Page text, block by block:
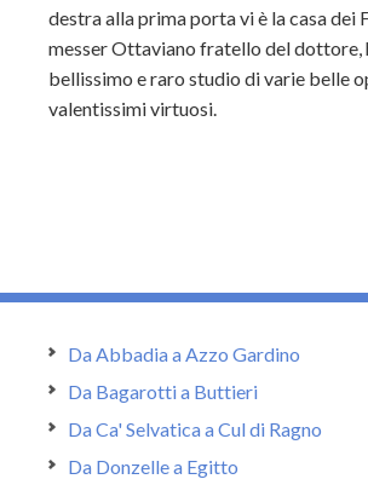
destra alla prima porta vi è la casa dei
messer Ottaviano fratello del dottore,
bellissimo e raro studio di varie belle
valentissimi virtuosi.
Da Abbadia a Azzo Gardino
Da Bagarotti a Buttieri
Da Ca' Selvatica a Cul di Ragno
Da Donzelle a Egitto